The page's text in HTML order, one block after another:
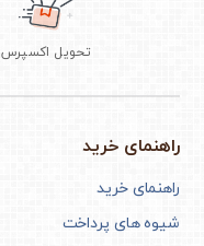
تحویل اکسپرس
راهنمای خرید
راهنمای خرید
شیوه های پرداخت